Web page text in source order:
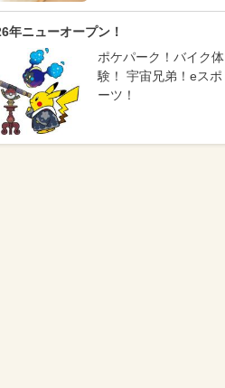
年ニューオープン！
ポケパーク！バイク体
験！ 宇宙兄弟！eスポ
ーツ！